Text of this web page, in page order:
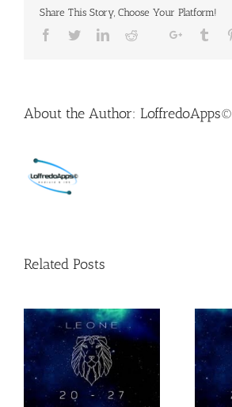
Share This Story, Choose Your Platform!
About the Author: LoffredoApps©
Related Posts
AMBI FORTUNATI
OROSCOPO MESE
D’AGOSTO 2021